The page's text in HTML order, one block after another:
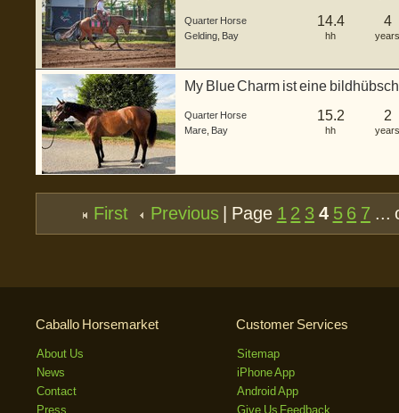
Quarter Horse
Gelding Bay
14.4
hh
4
years
My Blue Charm ist eine
Quarter Horse
Mare Bay
15.2
hh
2
years
First Previous| Page 1 2 3 4 5 6 7 ...
Caballo Horsemarket
About Us
News
Contact
Press
Customer Services
Sitemap
iPhone App
Android App
Give Us Feedback